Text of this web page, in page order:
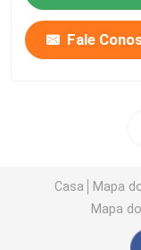
Fale
Casa Mapa
Mapa